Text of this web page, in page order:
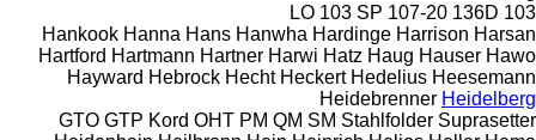
103 LO
103 SP 107-20 136D
Hankook Hanna Hans Hanwha Hardinge Harrison Harsan
Hartford Hartmann Hartner Harwi Hatz Haug Hauser Hawo
Hayward Hebrock Hecht Heckert Hedelius Heesemann
Heidebrenner Heidelberg
GTO GTP Kord OHT PM QM SM Stahlfolder Suprasetter